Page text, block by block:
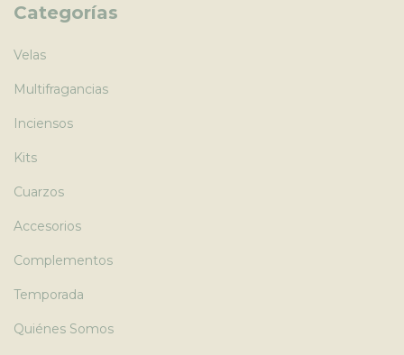
Categorías
Velas
Multifragancias
Inciensos
Kits
Cuarzos
Accesorios
Complementos
Temporada
Quiénes Somos